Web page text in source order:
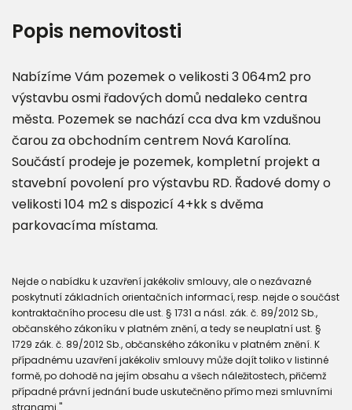
Popis nemovitosti
Nabízíme Vám pozemek o velikosti 3 064m2 pro
výstavbu osmi řadových domů nedaleko centra
města. Pozemek se nachází cca dva km vzdušnou
čarou za obchodním centrem Nová Karolína.
Součástí prodeje je pozemek, kompletní projekt a
stavební povolení pro výstavbu RD. Řadové domy o
velikosti 104 m2 s dispozicí 4+kk s dvěma
parkovacíma místama.
Nejde o nabídku k uzavření jakékoliv smlouvy, ale o nezávazné
poskytnutí základních orientačních informací, resp. nejde o součást
kontraktačního procesu dle ust. § 1731 a násl. zák. č. 89/2012 Sb.,
občanského zákoníku v platném znění, a tedy se neuplatní ust. §
1729 zák. č. 89/2012 Sb., občanského zákoníku v platném znění. K
případnému uzavření jakékoliv smlouvy může dojít toliko v listinné
formě, po dohodě na jejím obsahu a všech náležitostech, přičemž
případné právní jednání bude uskutečněno přímo mezi smluvními
stranami."